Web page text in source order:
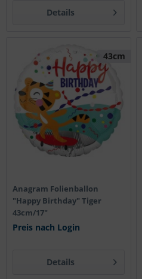
Details
43cm
Anagram Folienballon
"Happy Birthday" Tiger
43cm/17"
Preis nach Login
Details